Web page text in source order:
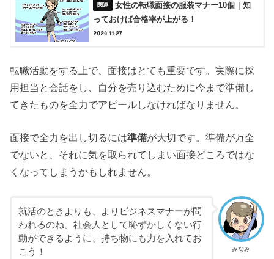
女性の転職面接の服装マナー10個｜知
っておけば合格率が上がる！
2024.11.27
転職活動をする上で、面接はとても重要です。実際に採
用担当と会話をし、自分を売り込むために今まで準備し
てきたものを全力でアピールしなければなりません。
面接で全力を出し切るには準備が大切です。準備が万全
でないと、それに気を取られてしまい面接どころではな
くなってしまうかもしれません。
みなみ
就活のときよりも、よりビジネスマナーが問
われるのね。社会人として恥ずかしくない行
動ができるように、持ち物にも力を入れてお
こう！